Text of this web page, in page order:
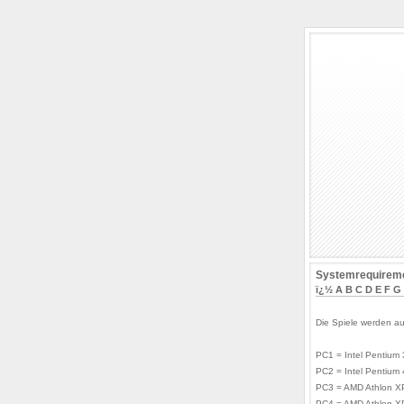
ï¿½ A B C D E F G
Die Spiele werden
PC1 = Intel Pentium
PC2 = Intel Pentium
PC3 = AMD Athlon